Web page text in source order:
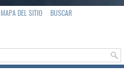
MAPA DEL SITIO BUSCAR